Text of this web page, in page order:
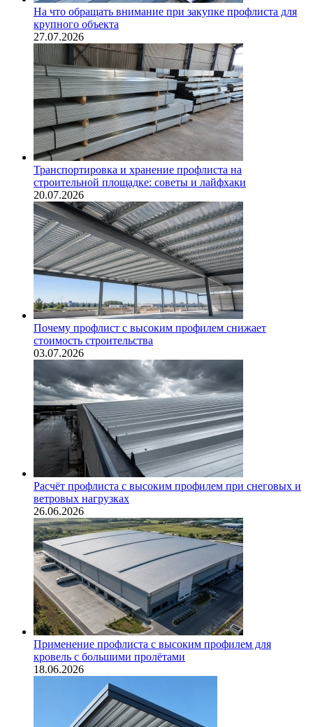
На что обращать внимание при закупке профлиста для
крупного объекта
27.07.2026
Транспортировка и хранение профлиста на
строительной площадке: советы и лайфхаки
20.07.2026
Почему профлист с высоким профилем снижает
стоимость строительства
03.07.2026
Расчёт профлиста с высоким профилем при снеговых и
ветровых нагрузках
26.06.2026
Применение профлиста с высоким профилем для
кровель с большими пролётами
18.06.2026